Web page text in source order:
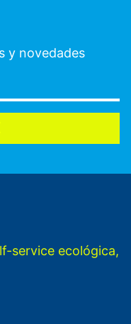
y novedades
service ecológica,